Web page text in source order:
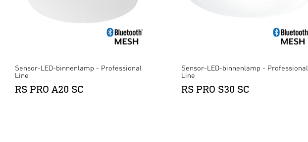
Sensor-LED-binnenlamp - Professional
Line
RS PRO A20 SC
Sensor-LED-binnenlamp - Professional
Line
RS PRO S30 SC